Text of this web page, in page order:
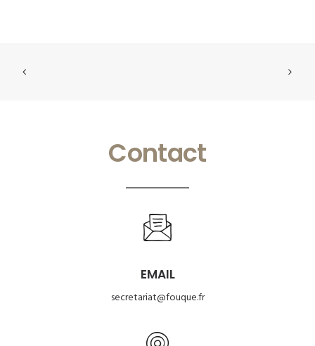
Contact
EMAIL
secretariat@fouque.fr